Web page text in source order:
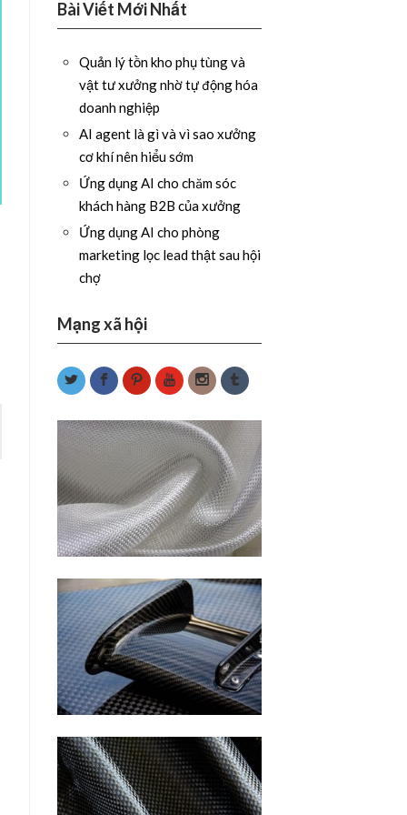
Bài Viết Mới Nhất
Quản lý tồn kho phụ tùng và
vật tư xưởng nhờ tự động hóa
doanh nghiệp
AI agent là gì và vì sao xưởng
cơ khí nên hiểu sớm
Ứng dụng AI cho chăm sóc
khách hàng B2B của xưởng
Ứng dụng AI cho phòng
marketing lọc lead thật sau hội
chợ
Mạng xã hội